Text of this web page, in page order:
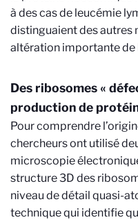
à des cas de leucémie
distinguaient des autres
altération importante de
Des ribosomes «
production de
Pour comprendre
chercheurs ont utilisé
microscopie
structure 3D des
niveau de détail quasi-
technique qui identifie